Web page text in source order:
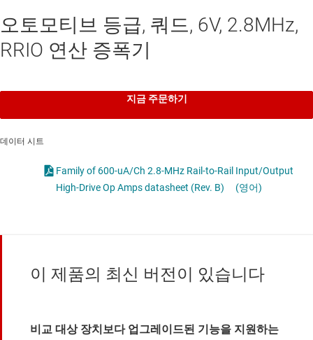
오토모티브 등급, 쿼드, 6V, 2.8MHz,
RRIO 연산 증폭기
지금 주문하기
데이터 시트
Family of 600-uA/Ch 2.8-MHz Rail-to-Rail Input/Output
High-Drive Op Amps datasheet (Rev. B)
(영어)
이 제품의 최신 버전이 있습니다
비교 대상 장치보다 업그레이드된 기능을 지원하는